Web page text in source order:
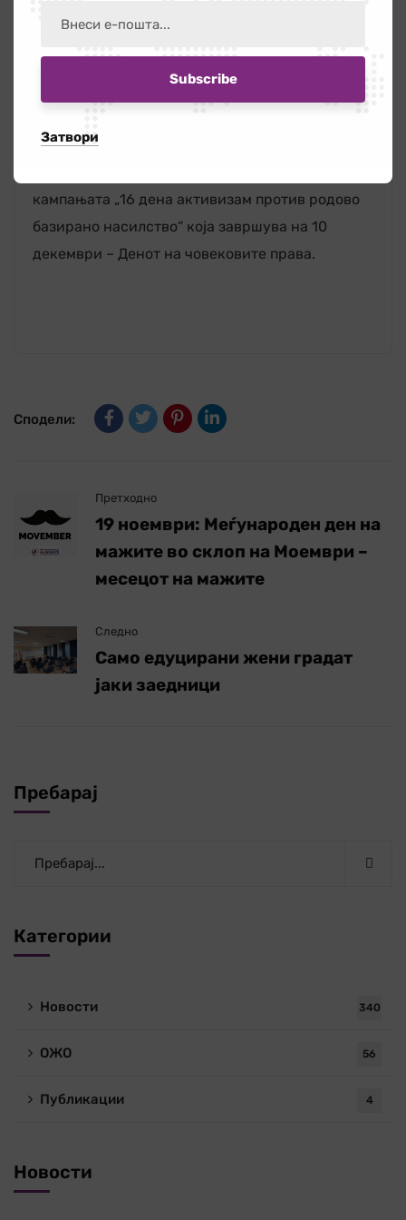
е насилство и злоупотреба.
кампањата „16 дена активизам против родово
базирано насилство“ која завршува на 10
декември – Денот на човековите права.
Сподели:
Претходно
19 ноември: Меѓународен ден на
мажите во склоп на Моември –
месецот на мажите
Следно
Само едуцирани жени градат
јаки заедници
Пребарај
Категории
Новости 340
ОЖО 56
Публикации 4
Новости
Затвори